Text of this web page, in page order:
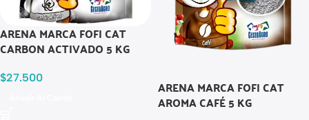
ARENA MARCA FOFI CAT
CARBON ACTIVADO 5 KG
$27.500 ARENA MARCA FOFI CAT
AROMA CAFÉ 5 KG